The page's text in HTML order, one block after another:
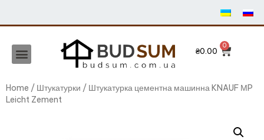
₴0.00
Home / Штукатурки / Штукатурка цементна машинна KNAUF МP
Leicht Zement